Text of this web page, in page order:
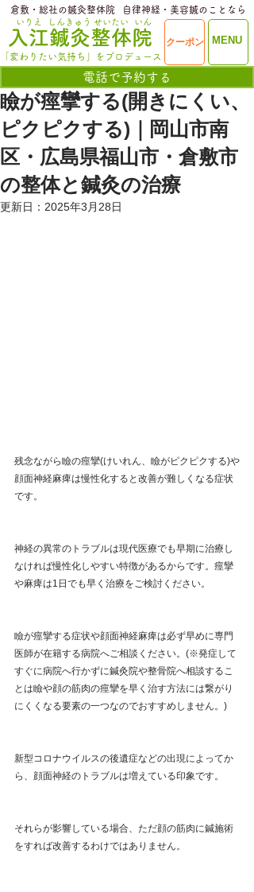
ME
​入江鍼灸整体院
いりえ
MENU
クーポン
電話で予約する
せいたい
しんきゅう いん
「変わりたい気持ち」をプロデュース
​倉敷・総社の鍼灸整体院 ​自律神経・美容鍼のことなら
瞼が痙攣する(開きにくい、
ピクピクする)｜岡山市南
区・広島県福山市・倉敷市
の整体と鍼灸の治療
更新日： 2025年3月28日
残念ながら瞼の痙攣(けいれん、瞼がピクピクする)や
顔面神経麻痺は慢性化すると改善が難しくなる症状
です。
神経の異常のトラブルは現代医療でも早期に治療し
なければ慢性化しやすい特徴があるからです。痙攣
や麻痺は1日でも早く治療をご検討ください。
瞼が痙攣する症状や顔面神経麻痺は必ず早めに専門
医師が在籍する病院へご相談ください。(※発症して
すぐに病院へ行かずに鍼灸院や整骨院へ相談するこ
とは瞼や顔の筋肉の痙攣を早く治す方法には繋がり
にくくなる要素の一つなのでおすすめしません。)
新型コロナウイルスの後遺症などの出現によってか
ら、顔面神経のトラブルは増えている印象です。
それらが影響している場合、ただ顔の筋肉に鍼施術
をすれば改善するわけではありません。